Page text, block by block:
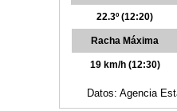
22.3º (12:20)
Racha Máxima
19 km/h (12:30)
Datos: Agencia